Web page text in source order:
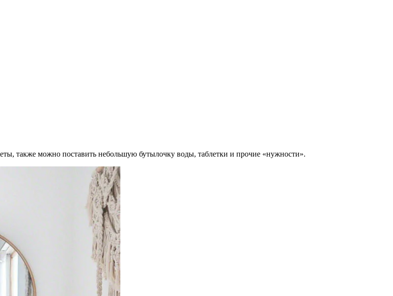
также можно поставить небольшую бутылочку воды, таблетки и прочие «нужности».